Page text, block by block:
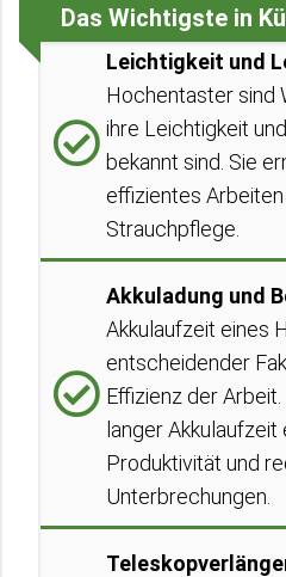
Das Wichtigste in
Leichtigkeit und
Hochentaster sind
ihre Leichtigkeit
bekannt sind. Sie
effizientes
Strauchpflege.
Akkuladung und
Akkulaufzeit eines
entscheidender
Effizienz der
langer Akkulaufzeit
Produktivität und
Unterbrechungen.